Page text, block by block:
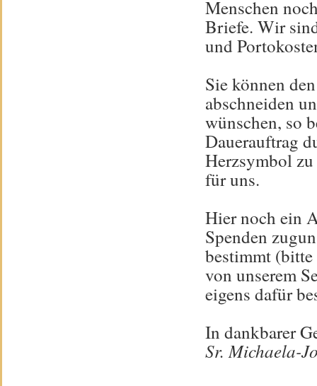
Menschen
Briefe. Wir
und
Sie können
abschneiden
wünschen, so
Dauerauftrag
Herzsymbol
für uns.
Hier noch ein
Spenden
bestimmt
von unserem
eigens dafür
In dankbarer
Sr. Michaela-